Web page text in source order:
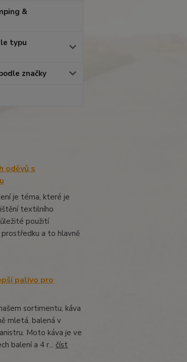
&
typu
značky
oděvů s
je téma, které je
textilního
použití
prostředku a to hlavně
palivo pro
sortimentu, káva
mletá, balená v
Moto káva je ve
balení a 4 r... číst